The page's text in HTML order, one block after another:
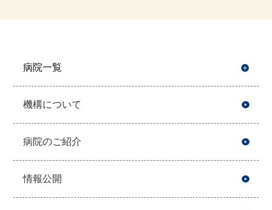
病院一覧
機構について
病院のご紹介
情報公開